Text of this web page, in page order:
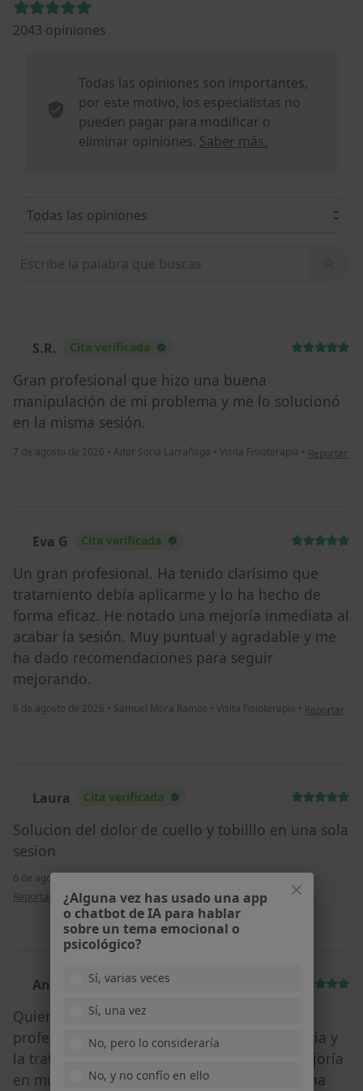
2043 opiniones
Todas las opiniones son importantes,
por este motivo, los especialistas no
pueden pagar para modificar o
eliminar opiniones. Saber más.
Busca en opiniones
S.R. Cita verificada
Gran profesional que hizo una buena
manipulación de mi problema y me lo solucionó
en la misma sesión.
7 de agosto de 2026 • Aitor Soria Larrañaga • Visita Fisioterapia • en opinión
Reportar
Eva G Cita verificada
Un gran profesional. Ha tenido clarísimo que
tratamiento debía aplicarme y lo ha hecho de
forma eficaz. He notado una mejoría inmediata al
acabar la sesión. Muy puntual y agradable y me
ha dado recomendaciones para seguir
mejorando.
6 de agosto de 2026 • Samuel Mora Ramos • Visita Fisioterapia • en opinión
Reportar
Laura Cita verificada
Solucion del dolor de cuello y tobilllo en una sola
sesion
6 de agosto de 2026
•
en opinión del usuario Laura
Reportar
AnaB Cita verificada
Quiero destacar el excelente trato y la
profesionalidad de Aitor. Entendiò mi dolencia y
la tratò a la perfeccion ya que he notado mejoría
en muy poco tiempo. Además, es una persona
¿Alguna vez has usado una app
o chatbot de IA para hablar
sobre un tema emocional o
psicológico?
Sí, varias veces
Sí, una vez
No, pero lo consideraría
No, y no confío en ello